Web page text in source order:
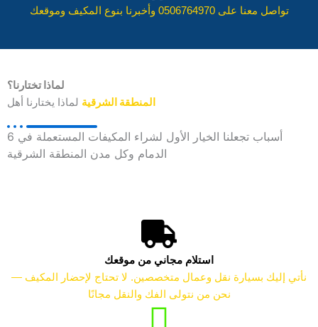
تواصل معنا على 0506764970 وأخبرنا بنوع المكيف وموقعك
لماذا تختارنا؟
المنطقة الشرقية
6 أسباب تجعلنا الخيار الأول لشراء المكيفات المستعملة في
الدمام وكل مدن المنطقة الشرقية
استلام مجاني من موقعك
نأتي إليك بسيارة نقل وعمال متخصصين. لا تحتاج لإحضار المكيف —
نحن من نتولى الفك والنقل مجانًا